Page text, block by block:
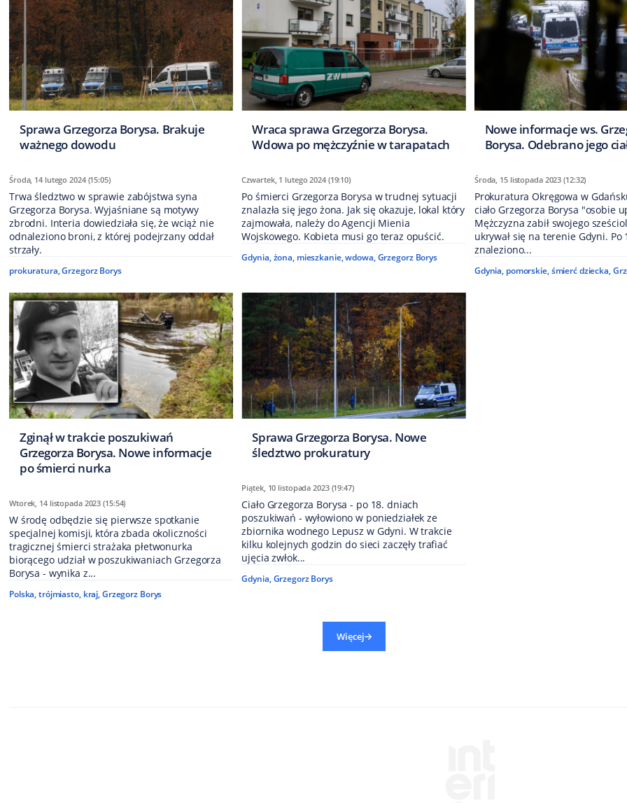
Sprawa Grzegorza Borysa. Brakuje
ważnego dowodu
Środa, 14 lutego 2024 (15:05)
Trwa śledztwo w sprawie zabójstwa syna
Grzegorza Borysa. Wyjaśniane są motywy
zbrodni. Interia dowiedziała się, że wciąż nie
odnaleziono broni, z której podejrzany oddał
strzały.
prokuratura,Grzegorz Borys
Wraca sprawa Grzegorza Borysa.
Wdowa po mężczyźnie w tarapatach
Czwartek, 1 lutego 2024 (19:10)
Po śmierci Grzegorza Borysa w trudnej sytuacji
znalazła się jego żona. Jak się okazuje, lokal który
zajmowała, należy do Agencji Mienia
Wojskowego. Kobieta musi go teraz opuścić.
Gdynia,żona, mieszkanie,wdowa,Grzegorz Borys
Nowe informacje ws.
Borysa. Odebrano jego
Środa, 15 listopada 2023 (12:32)
Prokuratura Okręgowa w
ciało Grzegorza Borysa "osobie
Mężczyzna zabił swojego
ukrywał się na terenie Gdyni. Po
znaleziono...
Gdynia, pomorskie,śmierć dziecka,
Zginął w trakcie poszukiwań
Grzegorza Borysa. Nowe informacje
po śmierci nurka
Wtorek, 14 listopada 2023 (15:54)
W środę odbędzie się pierwsze spotkanie
specjalnej komisji, która zbada okoliczności
tragicznej śmierci strażaka płetwonurka
biorącego udział w poszukiwaniach Grzegorza
Borysa - wynika z...
Polska,trójmiasto, kraj,Grzegorz Borys
Sprawa Grzegorza Borysa. Nowe
śledztwo prokuratury
Piątek, 10 listopada 2023 (19:47)
Ciało Grzegorza Borysa - po 18. dniach
poszukiwań - wyłowiono w poniedziałek ze
zbiornika wodnego Lepusz w Gdyni. W trakcie
kilku kolejnych godzin do sieci zaczęły trafiać
ujęcia zwłok...
Gdynia,Grzegorz Borys
Więcej